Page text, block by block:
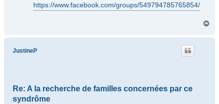
https://www.facebook.com/groups/549794785765854/
u
JustineP
Re: A la recherche de familles concernées par ce
syndrôme